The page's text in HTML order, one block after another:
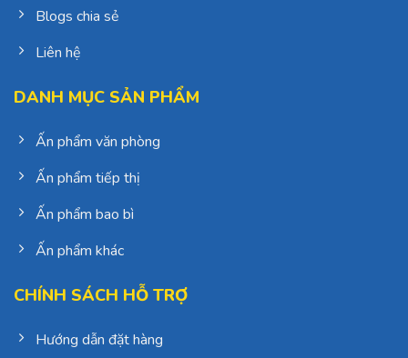
Blogs chia sẻ
Liên hệ
DANH MỤC SẢN PHẨM
Ấn phẩm văn phòng
Ấn phẩm tiếp thị
Ấn phẩm bao bì
Ấn phẩm khác
CHÍNH SÁCH HỖ TRỢ
Hướng dẫn đặt hàng